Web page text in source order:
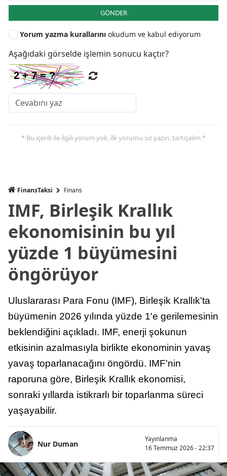
GÖNDER
Yorum yazma kurallarını okudum ve kabul ediyorum
Aşağıdaki görselde işlemin sonucu kaçtır?
* Bu içerik ile ilgili yorum yok, ilk yorumu siz yazın, tartışalım *
FinansTaksi Finans
IMF, Birleşik Krallık
ekonomisinin bu yıl
yüzde 1 büyümesini
öngörüyor
Uluslararası Para Fonu (IMF), Birleşik Krallık'ta
büyümenin 2026 yılında yüzde 1'e gerilemesinin
beklendiğini açıkladı. IMF, enerji şokunun
etkisinin azalmasıyla birlikte ekonominin yavaş
yavaş toparlanacağını öngördü. IMF'nin
raporuna göre, Birleşik Krallık ekonomisi,
sonraki yıllarda istikrarlı bir toparlanma süreci
yaşayabilir.
Nur Duman
Yayınlanma
16 Temmuz 2026 - 22:37